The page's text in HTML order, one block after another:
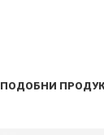
ПОДОБНИ